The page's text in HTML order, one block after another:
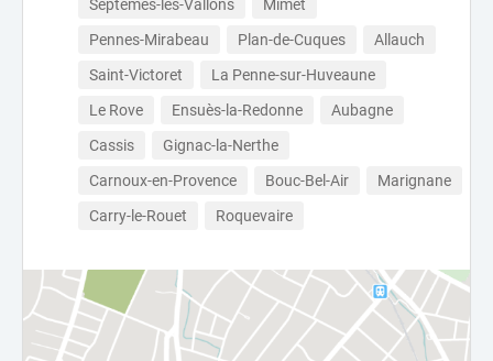
Septèmes-les-Vallons
Mimet
Pennes-Mirabeau
Plan-de-Cuques
Allauch
Saint-Victoret
La Penne-sur-Huveaune
Le Rove
Ensuès-la-Redonne
Aubagne
Cassis
Gignac-la-Nerthe
Carnoux-en-Provence
Bouc-Bel-Air
Marignane
Carry-le-Rouet
Roquevaire